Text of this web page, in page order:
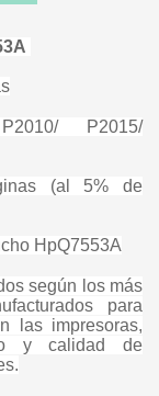
P2015/
(al 5% de
HpQ7553A
según los más
para
las impresoras,
y calidad de